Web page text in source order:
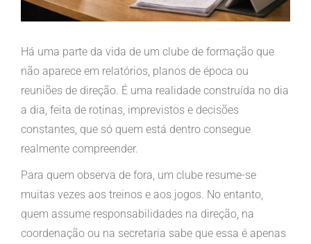
Há uma parte da vida de um clube de formação que
não aparece em relatórios, planos de época ou
reuniões de direção. É uma realidade construída no dia
a dia, feita de rotinas, imprevistos e decisões
constantes, que só quem está dentro consegue
realmente compreender.
Para quem observa de fora, um clube resume-se
muitas vezes aos treinos e aos jogos. No entanto,
quem assume responsabilidades na direção, na
coordenação ou na secretaria sabe que essa é apenas